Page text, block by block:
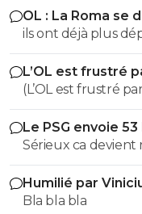
OL : La Roma se
ils ont déjà plus
réunis hors
des clubs qui sont
du plus fort tout
L’OL est frustré
(L’OL est frustré
public aussi commence a
"excellents"
récupérer quoi ?
arriver a
avec , une équipe
l'instant, ???
Le PSG envoie
Sérieux ca devient
pour la
Humilié par
Bla bla bla